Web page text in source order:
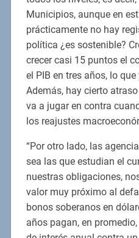
Municipios, aunque en
prácticamente no hay
política ¿es sostenible?
crecer casi 15 puntos el
el PIB en tres años, lo
Además, hay cierto
va a jugar en contra
los reajustes
“Por otro lado, las
sea las que estudian el
nuestras obligaciones,
valor muy próximo al
bonos soberanos en
años pagan, en